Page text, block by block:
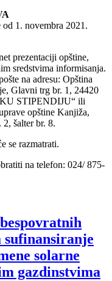
1. novembra 2021.
prezentaciji opštine,
sredstvima informisanja.
na adresu: Opština
Glavni trg br. 1, 24420
STIPENDIJU“ ili
opštine Kanjiža,
šalter br. 8.
se razmatrati.
na telefon: 024/ 875-
sufinansiranje
solarne
gazdinstvima